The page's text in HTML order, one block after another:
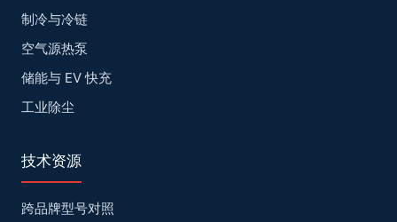
制冷与冷链
空气源热泵
储能与 EV 快充
工业除尘
技术资源
跨品牌型号对照